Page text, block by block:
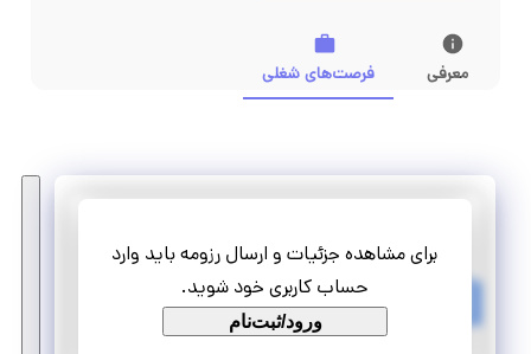
معرفی فرصت‌های شغلی
برای مشاهده جزئیات و ارسال رزومه باید وارد
حساب کاربری خود شوید.
ورود/ثبت‌نام
کارآموزی کارشناس تست نرم افزار
تمام وقت
کارآموزی منجر ‌به استخدام